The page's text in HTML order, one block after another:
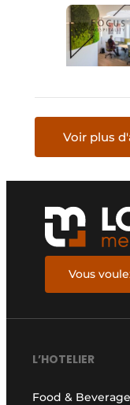
Voir plus
Vous
L’HOTELIER
Food & Beverage